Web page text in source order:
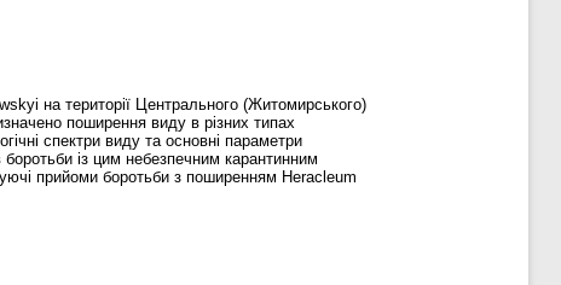
на території Центрального (Житомирського)
поширення виду в різних типах
спектри виду та основні параметри
із цим небезпечним карантинним
прийоми боротьби з поширенням Heracleum